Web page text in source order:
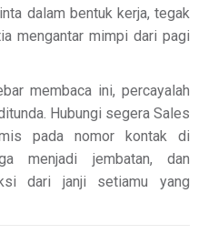
dalam bentuk kerja, tegak
mengantar mimpi dari pagi
membaca ini, percayalah
Hubungi segera Sales
pada nomor kontak di
menjadi jembatan, dan
dari janji setiamu yang